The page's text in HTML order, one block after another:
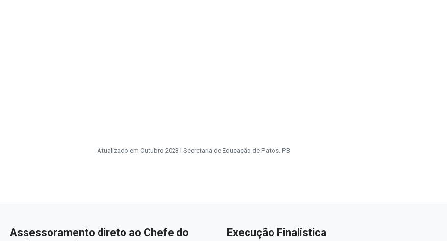
Atualizado em Outubro 2023 | Secretaria de Educação de Patos, PB
Assessoramento direto ao Chefe do
Execução Finalística